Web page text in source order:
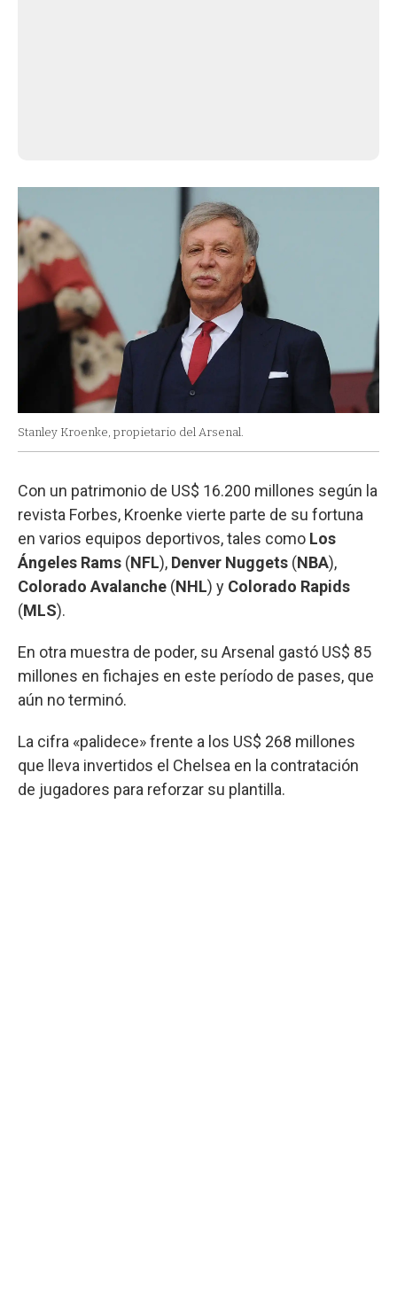
Stanley Kroenke, propietario del Arsenal.
Con un patrimonio de US$ 16.200 millones según la
revista Forbes, Kroenke vierte parte de su fortuna
en varios equipos deportivos, tales como Los
Ángeles Rams (NFL), Denver Nuggets (NBA),
Colorado Avalanche (NHL) y Colorado Rapids
(MLS).
En otra muestra de poder, su Arsenal gastó US$ 85
millones en fichajes en este período de pases, que
aún no terminó.
La cifra «palidece» frente a los US$ 268 millones
que lleva invertidos el Chelsea en la contratación
de jugadores para reforzar su plantilla.